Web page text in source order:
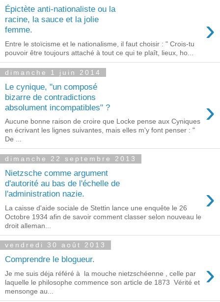
Épictète anti-nationaliste ou la
racine, la sauce et la jolie
femme.
›
Entre le stoïcisme et le nationalisme, il faut choisir : " Crois-tu
pouvoir être toujours attaché à tout ce qui te plaît, lieux, ho...
dimanche 1 juin 2014
Le cynique, "un composé
bizarre de contradictions
absolument incompatibles" ?
›
Aucune bonne raison de croire que Locke pense aux Cyniques
en écrivant les lignes suivantes, mais elles m'y font penser : "
De ...
dimanche 22 septembre 2013
Nietzsche comme argument
d'autorité au bas de l'échelle de
l'administration nazie.
›
La caisse d'aide sociale de Stettin lance une enquête le 26
Octobre 1934 afin de savoir comment classer selon nouveau le
droit alleman...
vendredi 30 août 2013
Comprendre le blogueur. ›
Je me suis déja référé à la mouche nietzschéenne , celle par
laquelle le philosophe commence son article de 1873 Vérité et
mensonge au...